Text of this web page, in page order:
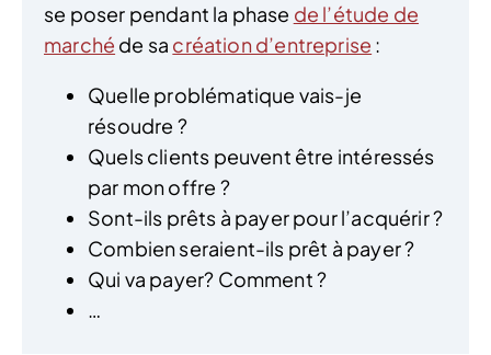
se poser pendant la phase de l’étude de
marché de sa création d’entreprise :
Quelle problématique vais-je
résoudre ?
Quels clients peuvent être intéressés
par mon offre ?
Sont-ils prêts à payer pour l’acquérir ?
Combien seraient-ils prêt à payer ?
Qui va payer? Comment ?
…